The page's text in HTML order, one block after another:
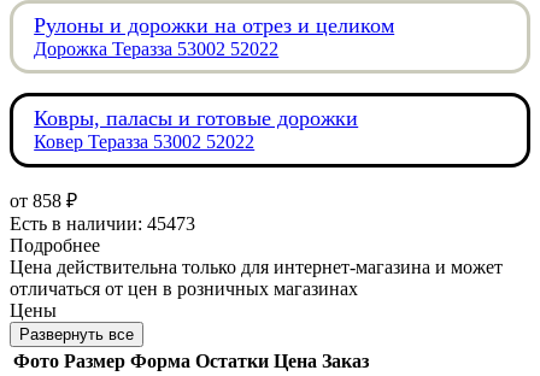
Рулоны и дорожки на отрез и целиком
Дорожка Теразза 53002 52022
Ковры, паласы и готовые дорожки
Ковер Теразза 53002 52022
от 858 ₽
Есть в наличии: 45473
Подробнее
Цена действительна только для интернет-магазина и может
отличаться от цен в розничных магазинах
Цены
Развернуть все
Фото Размер Форма Остатки Цена Заказ